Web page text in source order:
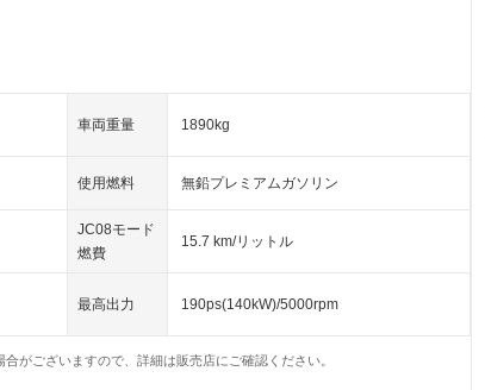
車両重量 1890kg
使用燃料 無鉛プレミアムガソリン
JC08モード
燃費
15.7 km/リットル
最高出力 190ps(140kW)/5000rpm
がございますので、詳細は販売店にご確認ください。